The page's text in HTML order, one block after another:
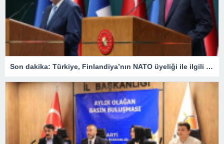
Son dakika: Türkiye, Finlandiya’nın NATO üyeliği ile ilgili ne karar verdi? Cumhurbaşkanı Erdoğan duyurdu: ‘Onay sürecini başlatmaya karar verdik’